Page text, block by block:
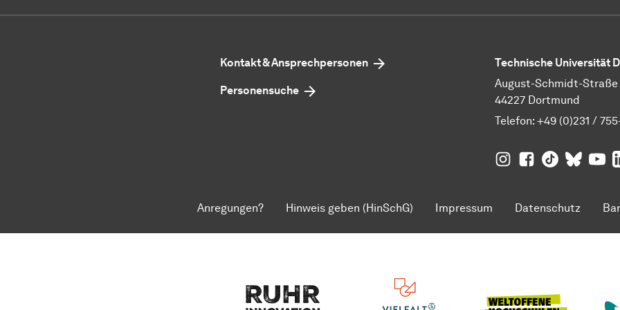
Kontakt & Ansprechpersonen
Personensuche
Technische Universität
August-Schmidt-Straße
44227 Dortmund
Telefon: +49 (0)231 /
TU Dortmund auf
TU Dortmund
TU TU
Anregungen? Hinweis geben (HinSchG) Impressum Datenschutz